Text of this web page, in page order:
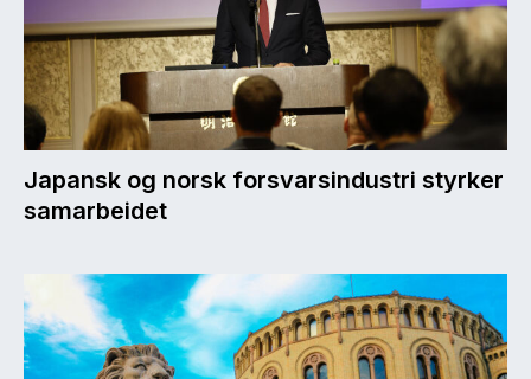
Japansk og norsk forsvarsindustri styrker
samarbeidet